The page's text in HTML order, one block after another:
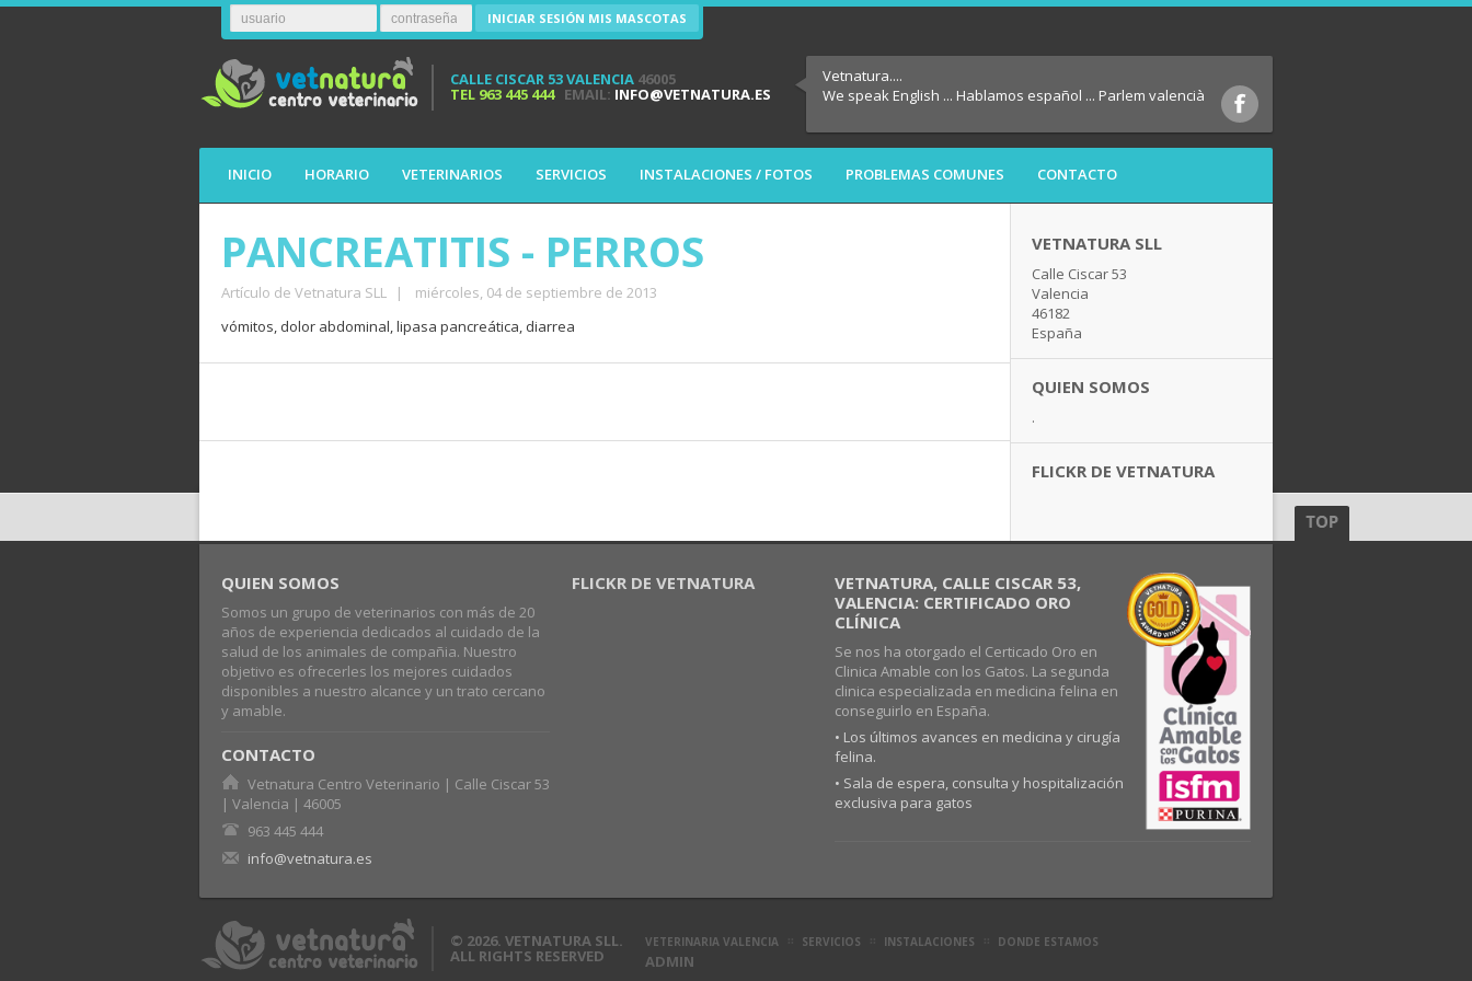
INICIAR SESIÓN MIS MASCOTAS
CALLE CISCAR 53 VALENCIA 46005
TEL 963 445 444EMAIL: INFO@VETNATURA.ES
INICIO HORARIO VETERINARIOS SERVICIOS INSTALACIONES / FOTOS PROBLEMAS COMUNES CONTACTO
Vetnatura....
We speak English ... Hablamos español ... Parlem valencià
PANCREATITIS - PERROS
Artículo de Vetnatura SLL |
miércoles, 04 de septiembre de 2013
vómitos, dolor abdominal, lipasa pancreática, diarrea
VETNATURA SLL
Calle Ciscar 53
Valencia
46182
España
QUIEN SOMOS
.
FLICKR DE VETNATURA
QUIEN SOMOS
Somos un grupo de veterinarios con más de 20
años de experiencia dedicados al cuidado de la
salud de los animales de compañia. Nuestro
objetivo es ofrecerles los mejores cuidados
disponibles a nuestro alcance y un trato cercano
y amable.
CONTACTO
Vetnatura Centro Veterinario | Calle Ciscar 53
| Valencia | 46005
963 445 444
info@vetnatura.es
FLICKR DE VETNATURA
VETNATURA, CALLE CISCAR 53,
VALENCIA: CERTIFICADO ORO
CLÍNICA
Se nos ha otorgado el Certicado Oro en
Clinica Amable con los Gatos. La segunda
clinica especializada en medicina felina en
conseguirlo en España.
• Los últimos avances en medicina y cirugía
felina.
• Sala de espera, consulta y hospitalización
exclusiva para gatos
© 2026. VETNATURA SLL.
ALL RIGHTS RESERVED
VETERINARIA VALENCIA SERVICIOS INSTALACIONES DONDE ESTAMOS
ADMIN